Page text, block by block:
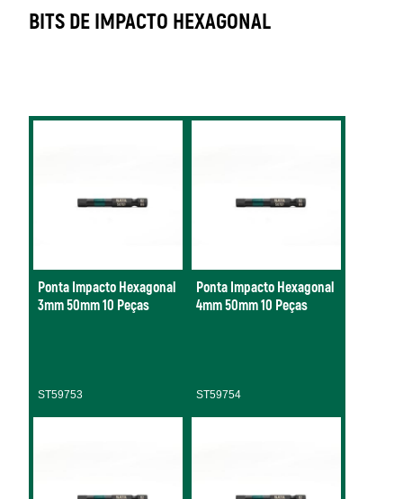
BITS DE IMPACTO HEXAGONAL
Ponta Impacto Hexagonal
3mm 50mm 10 Peças
ST59753
Ponta Impacto Hexagonal
4mm 50mm 10 Peças
ST59754